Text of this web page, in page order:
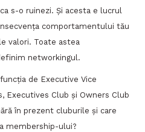
s-o ruinezi. Și acesta e lucrul
comportamentului tău
valori. Toate astea
networkingul.
de Executive Vice
Executives Club și Owners Club
în prezent cluburile și care
membership-ului?